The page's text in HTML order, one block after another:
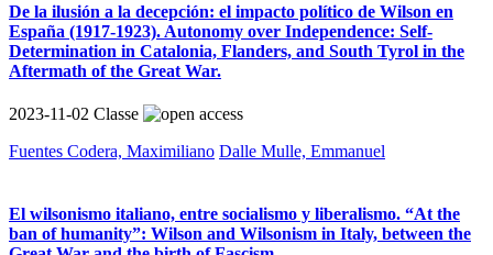
De la ilusión a la decepción: el impacto político de Wilson en
España (1917-1923). Autonomy over Independence: Self-
Determination in Catalonia, Flanders, and South Tyrol in the
Aftermath of the Great War.
2023-11-02 Classe
Fuentes Codera, Maximiliano Dalle Mulle, Emmanuel
El wilsonismo italiano, entre socialismo y liberalismo. “At the
ban of humanity”: Wilson and Wilsonism in Italy, between the